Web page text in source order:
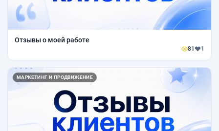
Отзывы о моей работе
81 1
МАРКЕТИНГ И ПРОДВИЖЕНИЕ